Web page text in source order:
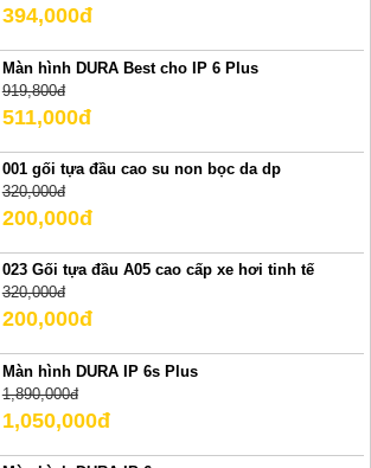
394,000đ
Màn hình DURA Best cho IP 6 Plus
919,800đ
511,000đ
001 gối tựa đầu cao su non bọc da dp
320,000đ
200,000đ
023 Gối tựa đầu A05 cao cấp xe hơi tinh tế
320,000đ
200,000đ
Màn hình DURA IP 6s Plus
1,890,000đ
1,050,000đ